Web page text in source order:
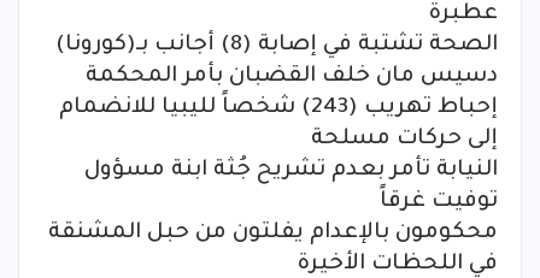
عطبرة
الصحة تشتبة في إصابة (8) أجانب بـ(كورونا)
دسيس مان خلف القضبان بأمر المحكمة
إحباط تهريب (243) شخصاً لليبيا للانضمام
إلى حركات مسلحة
النيابة تأمر بعدم تشريح جُثة ابنة مسؤول
توفيت غرقاً
محكومون بالإعدام يفلتون من حبل المشنقة
في اللحظات الأخيرة